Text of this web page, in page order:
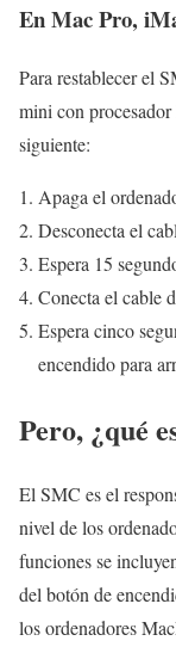
En Mac Pro,
Para restablecer el
mini con
siguiente:
Apaga el
Desconecta el
Espera 15
Conecta el cable
Espera cinco
encendido para
Pero, ¿qué
El SMC es el
nivel de los
funciones se
del botón de
los ordenadores